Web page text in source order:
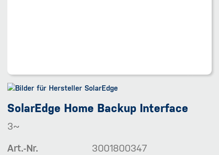
SolarEdge Home Backup Interface
3~
Art.-Nr.
3001800347